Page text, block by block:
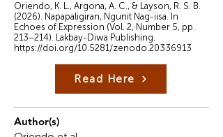
Oriendo, K. L., Argona, A. C., & Layson, R. S. B.
(2026). Napapaligiran, Ngunit Nag-iisa. In
Echoes of Expression (Vol. 2, Number 5, pp.
213–214). Lakbay-Diwa Publishing.
https://doi.org/10.5281/zenodo.20336913
Read Here
Author(s)